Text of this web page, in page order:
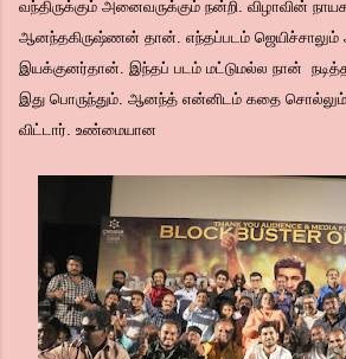
வந்திருக்கும் அனைவருக்கும் நன்றி. விழாவின்
ஆனந்தகிருஷ்ணன் தான். எந்தப்படம் ஜெயிச்சாலும்
இயக்குனர்தான். இந்தப் படம் மட்டுமல்ல நான்
இது பொருந்தும். ஆனந்த் என்னிடம் கதை
விட்டார். உண்மையான